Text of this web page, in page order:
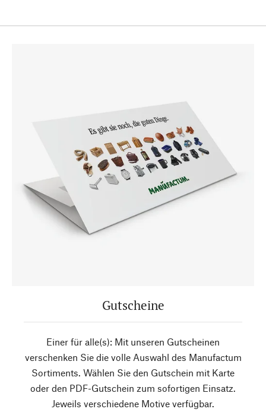
Gutscheine
Einer für alle(s): Mit unseren Gutscheinen
verschenken Sie die volle Auswahl des Manufactum
Sortiments. Wählen Sie den Gutschein mit Karte
oder den PDF-Gutschein zum sofortigen Einsatz.
Jeweils verschiedene Motive verfügbar.